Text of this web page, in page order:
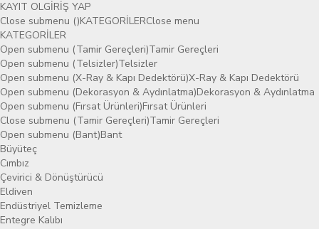
KAYIT OLGİRİŞ YAP
Close submenu ()KATEGORİLERClose menu
KATEGORİLER
Open submenu (Tamir Gereçleri)Tamir Gereçleri
Open submenu (Telsizler)Telsizler
Open submenu (X-Ray & Kapı Dedektörü)X-Ray & Kapı Dedektörü
Open submenu (Dekorasyon & Aydınlatma)Dekorasyon & Aydınlatma
Open submenu (Fırsat Ürünleri)Fırsat Ürünleri
Close submenu (Tamir Gereçleri)Tamir Gereçleri
Open submenu (Bant)Bant
Büyüteç
Cımbız
Çevirici & Dönüştürücü
Eldiven
Endüstriyel Temizleme
Entegre Kalıbı